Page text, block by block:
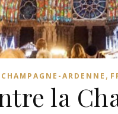
CHAMPAGNE-ARDENNE ,
la